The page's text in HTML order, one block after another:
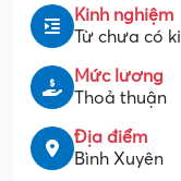
Kinh nghiệm
Từ chưa có
Mức lương
Thoả thuận
Địa điểm
Bình Xuyên